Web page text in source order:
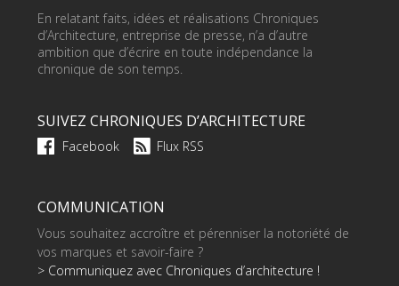
En relatant faits, idées et réalisations Chroniques
d’Architecture, entreprise de presse, n’a d’autre
ambition que d’écrire en toute indépendance la
chronique de son temps.
SUIVEZ CHRONIQUES D’ARCHITECTURE
Facebook Flux RSS
COMMUNICATION
Vous souhaitez accroître et pérenniser la notoriété de
vos marques et savoir-faire ?
> Communiquez avec Chroniques d’architecture !